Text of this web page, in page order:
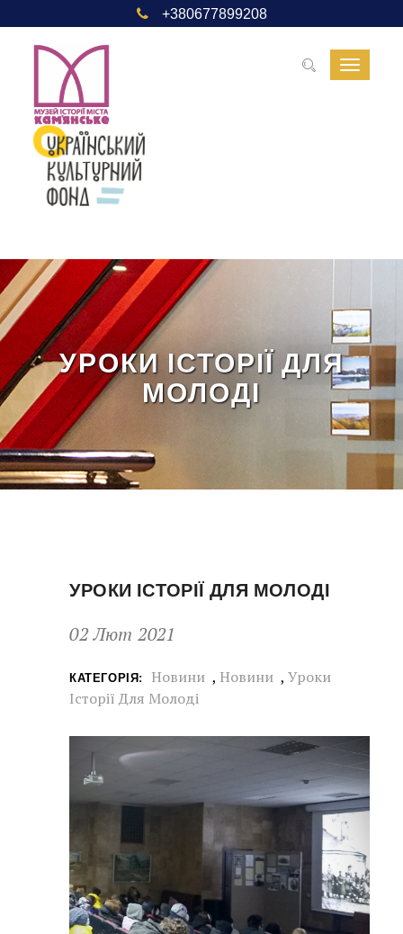
+380677899208
Toggle
УРОКИ ІСТОРІЇ ДЛЯ
МОЛОДІ
УРОКИ ІСТОРІЇ ДЛЯ МОЛОДІ
02 Лют 2021
КАТЕГОРІЯ: Новини , Новини , Уроки
Історії Для Молоді